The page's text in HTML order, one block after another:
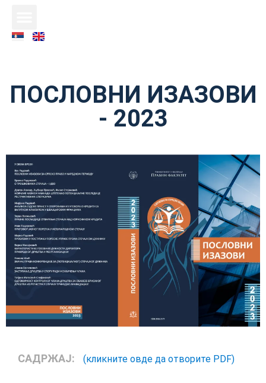
ПОСЛОВНИ ИЗАЗОВИ
- 2023
САДРЖАЈ: (кликните овде да отворите PDF)